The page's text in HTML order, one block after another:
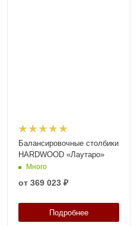
Балансировочные столбики
HARDWOOD «Лаутаро»
Много
от 369 023 ₽
Подробнее